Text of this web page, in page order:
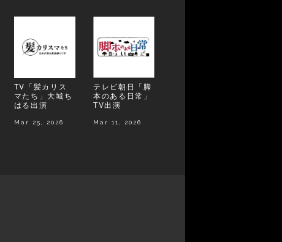
TV「髪カリス
マたち」大城ち
はる出演
Mar 25, 2026
テレビ朝日「脚
本のある日常」
TV出演
Mar 11, 2026